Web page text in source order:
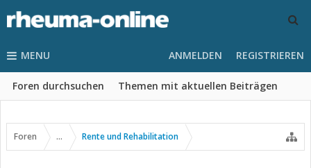
MENU
Foren durchsuchen Themen mit aktuellen Beiträgen
ANMELDEN REGISTRIEREN
Foren ... Rente und Rehabilitation